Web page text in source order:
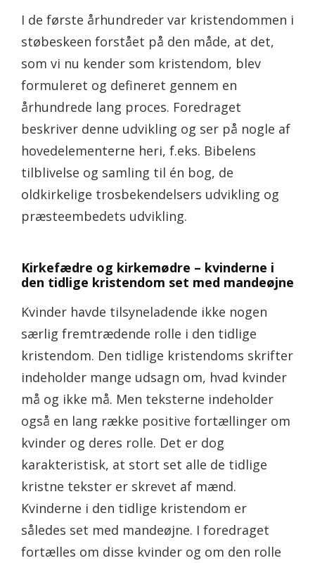
I de første århundreder var kristendommen i
støbeskeen forstået på den måde, at det,
som vi nu kender som kristendom, blev
formuleret og defineret gennem en
århundrede lang proces. Foredraget
beskriver denne udvikling og ser på nogle af
hovedelementerne heri, f.eks. Bibelens
tilblivelse og samling til én bog, de
oldkirkelige trosbekendelsers udvikling og
præsteembedets udvikling.
Kirkefædre og kirkemødre – kvinderne i
den tidlige kristendom set med mandeøjne
Kvinder havde tilsyneladende ikke nogen
særlig fremtrædende rolle i den tidlige
kristendom. Den tidlige kristendoms skrifter
indeholder mange udsagn om, hvad kvinder
må og ikke må. Men teksterne indeholder
også en lang række positive fortællinger om
kvinder og deres rolle. Det er dog
karakteristisk, at stort set alle de tidlige
kristne tekster er skrevet af mænd.
Kvinderne i den tidlige kristendom er
således set med mandeøjne. I foredraget
fortælles om disse kvinder og om den rolle